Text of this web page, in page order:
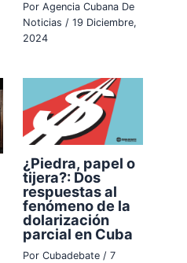
Por Agencia Cubana De
Noticias / 19 Diciembre,
2024
¿Piedra, papel o
tijera?: Dos
respuestas al
fenómeno de la
dolarización
parcial en Cuba
Por Cubadebate / 7